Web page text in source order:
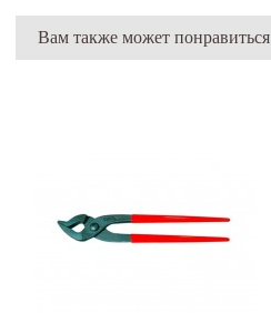
Вам также может понравиться